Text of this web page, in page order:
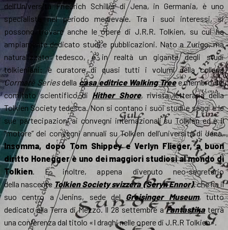
dell’Università Friedrich Schiller di Jena, in Germania, è uno
specialista nel periodo medievale. Tra i suoi interessi, si
possono trovare anche le opere di J.R.R. Tolkien, su cui ha
ampiamente dedicato studi e pubblicazioni. Nato a Zurigo, ma
naturalizzato tedesco, è in realtà un gigante degli studi
tolkieniani: è curatore di quasi tutti i volumi della collana
Cormarë Seriesdella casa editrice Walking Treee membro del
comitato scientifico di Hither Shore, rivista letteraria della
Tolkien Society tedesca. Non si contano i suoi studi e saggi e le
sue partecipazioni ai convegni internazionali su Tolkien ed è il
“motore” dei convegni annuali su Tolkien dell’università di Jena.
Insomma, dopo Tom Shippey e Verlyn Flieger, a buon
diritto Honegger è uno dei maggiori studiosi al mondo di
Tolkien. È, inoltre, appena divenuto neo-segretario
della nascente Tolkien Society svizzera (Seryn Ennor), che ha il
suo centro a Jenins, sede del Greisinger Museum, tutto
dedicato alla Terra di Mezzo. Il 28 settembre aFantastikaterrà
una conferenza dal titolo «I draghi nelle opere di J.R.R Tolkien».